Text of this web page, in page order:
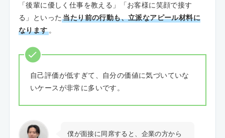
「後輩に優しく仕事を教える」「お客様に笑顔で接す
る」といった当たり前の行動も、立派なアピール材料に
なります。
自己評価が低すぎて、自分の価値に気づいていな
いケースが非常に多いです。
僕が面接に同席すると、企業の方から